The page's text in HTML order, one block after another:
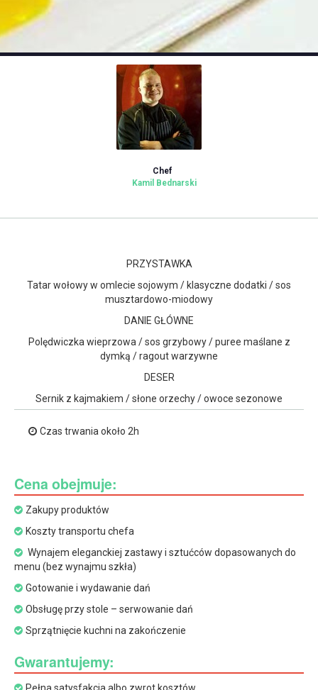
Chef
Kamil Bednarski
PRZYSTAWKA
Tatar wołowy w omlecie sojowym / klasyczne dodatki / sos
musztardowo-miodowy
DANIE GŁÓWNE
Polędwiczka wieprzowa / sos grzybowy / puree maślane z
dymką / ragout warzywne
DESER
Sernik z kajmakiem / słone orzechy / owoce sezonowe
Czas trwania około 2h
Cena obejmuje:
Zakupy produktów
Koszty transportu chefa
Wynajem eleganckiej zastawy i sztućców dopasowanych do
menu (bez wynajmu szkła)
Gotowanie i wydawanie dań
Obsługę przy stole – serwowanie dań
Sprzątnięcie kuchni na zakończenie
Gwarantujemy: